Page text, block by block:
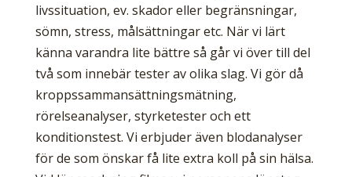
livssituation, ev. skador eller begränsningar,
sömn, stress, målsättningar etc. När vi lärt
känna varandra lite bättre så går vi över till del
två som innebär tester av olika slag. Vi gör då
kroppssammansättningsmätning,
rörelseanalyser, styrketester och ett
konditionstest. Vi erbjuder även blodanalyser
för de som önskar få lite extra koll på sin hälsa.